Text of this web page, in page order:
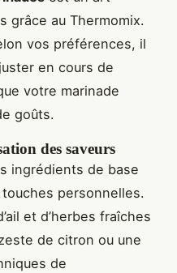
grâce au Thermomix.
vos préférences, il
en cours de
votre marinade
goûts.
des saveurs
ingrédients de base
personnelles.
et d’herbes fraîches
de citron ou une
de